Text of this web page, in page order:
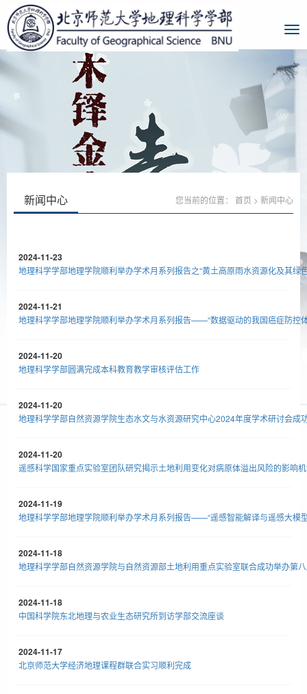
新闻中心 您当前的位置： 首页 > 新闻中心
2024-11-23
地理科学学部地理学院顺利举办学术月系列报告之“黄土高原雨水资源化及其绿
2024-11-21
地理科学学部地理学院顺利举办学术月系列报告——“数据驱动的我国癌症防控
2024-11-20
地理科学学部圆满完成本科教育教学审核评估工作
2024-11-20
地理科学学部自然资源学院生态水文与水资源研究中心2024年度学术研讨会成
2024-11-20
遥感科学国家重点实验室团队研究揭示土地利用变化对病原体溢出风险的影响
2024-11-19
地理科学学部地理学院顺利举办学术月系列报告——“遥感智能解译与遥感大模
2024-11-18
地理科学学部自然资源学院与自然资源部土地利用重点实验室联合成功举办第
2024-11-18
中国科学院东北地理与农业生态研究所到访学部交流座谈
2024-11-17
北京师范大学经济地理课程群联合实习顺利完成